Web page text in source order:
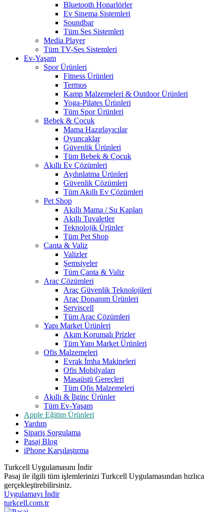
Bluetooth Hoparlörler
Ev Sinema Sistemleri
Soundbar
Tüm Ses Sistemleri
Media Player
Tüm TV-Ses Sistemleri
Ev-Yaşam
Spor Ürünleri
Fitness Ürünleri
Termos
Kamp Malzemeleri & Outdoor Ürünleri
Yoga-Pilates Ürünleri
Tüm Spor Ürünleri
Bebek & Çocuk
Mama Hazırlayıcılar
Oyuncaklar
Güvenlik Ürünleri
Tüm Bebek & Çocuk
Akıllı Ev Çözümleri
Aydınlatma Ürünleri
Güvenlik Çözümleri
Tüm Akıllı Ev Çözümleri
Pet Shop
Akıllı Mama / Su Kapları
Akıllı Tuvaletler
Teknolojik Ürünler
Tüm Pet Shop
Çanta & Valiz
Valizler
Şemsiyeler
Tüm Çanta & Valiz
Araç Çözümleri
Araç Güvenlik Teknolojileri
Araç Donanım Ürünleri
Serviscell
Tüm Araç Çözümleri
Yapı Market Ürünleri
Akım Korumalı Prizler
Tüm Yapı Market Ürünleri
Ofis Malzemeleri
Evrak İmha Makineleri
Ofis Mobilyaları
Masaüstü Gereçleri
Tüm Ofis Malzemeleri
Akıllı & İlginç Ürünler
Tüm Ev-Yaşam
Apple Eğitim Ürünleri
Yardım
Sipariş Sorgulama
Pasaj Blog
iPhone Karşılaştırma
Turkcell Uygulamasını İndir
Pasaj ile ilgili tüm işlemlerinizi Turkcell Uygulamasından hızlıca
gerçekleştirebilirsiniz.
Uygulamayı İndir
turkcell.com.tr